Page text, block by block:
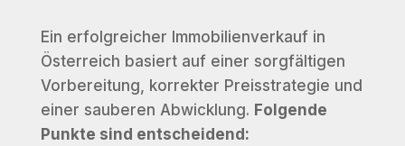
Ein erfolgreicher Immobilienverkauf in
Österreich basiert auf einer sorgfältigen
Vorbereitung, korrekter Preisstrategie und
einer sauberen Abwicklung. Folgende
Punkte sind entscheidend: